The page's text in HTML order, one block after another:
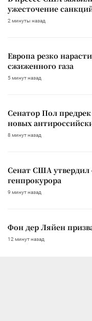
ужесточение
2 минуты назад
Европа резко
сжиженного газа
5 минут назад
Сенатор Пол
новых
8 минут назад
Сенат США утвердил
генпрокурора
9 минут назад
Фон дер Ляйен
12 минут назад